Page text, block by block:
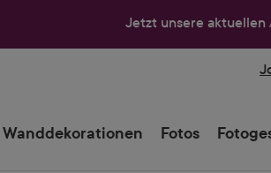
Jetzt unsere aktuellen
Wanddekorationen Fotos